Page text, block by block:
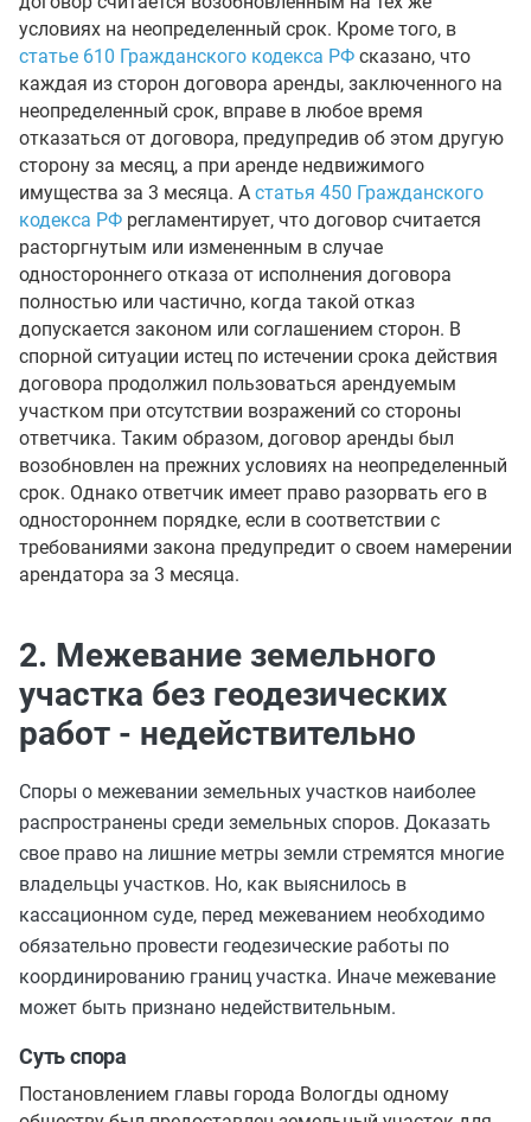
условиях на неопределенный срок. Кроме того, в
статье 610 Гражданского кодекса РФ сказано, что
каждая из сторон договора аренды, заключенного на
неопределенный срок, вправе в любое время
отказаться от договора, предупредив об этом другую
сторону за месяц, а при аренде недвижимого
имущества за 3 месяца. А статья 450 Гражданского
кодекса РФ регламентирует, что договор считается
расторгнутым или измененным в случае
одностороннего отказа от исполнения договора
полностью или частично, когда такой отказ
допускается законом или соглашением сторон. В
спорной ситуации истец по истечении срока действия
договора продолжил пользоваться арендуемым
участком при отсутствии возражений со стороны
ответчика. Таким образом, договор аренды был
возобновлен на прежних условиях на неопределенный
срок. Однако ответчик имеет право разорвать его в
одностороннем порядке, если в соответствии с
требованиями закона предупредит о своем намерении
арендатора за 3 месяца.
2. Межевание земельного
участка без геодезических
работ - недействительно
Споры о межевании земельных участков наиболее
распространены среди земельных споров. Доказать
свое право на лишние метры земли стремятся многие
владельцы участков. Но, как выяснилось в
кассационном суде, перед межеванием необходимо
обязательно провести геодезические работы по
координированию границ участка. Иначе межевание
может быть признано недействительным.
Суть спора
Постановлением главы города Вологды одному